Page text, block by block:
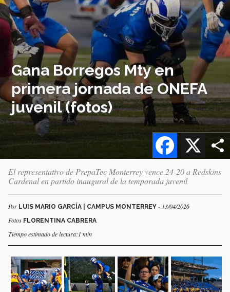
Gana Borregos Mty en
primera jornada de ONEFA
juvenil (fotos)
X
Facebook
El representativo de PrepaTec Monterrey vence 24-20 a Redskins
Cardenal en partido inaugural de la temporada juvenil
Por LUIS MARIO GARCÍA | CAMPUS MONTERREY - 13/04/2026
Fotos FLORENTINA CABRERA
Tiempo estimado de lectura:1 min